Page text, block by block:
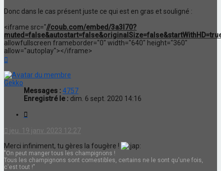
Donc dans le cas présent juste ce qui est en gras et souligné :
<iframe src="//coub.com/embed/3a3l70?
allowfullscreen frameborder="0" width="640" height="360"
allow="autoplay"></iframe>
Gekko
Messages : 4757
Enregistré le : dim. 6 sept. 2020 14:16
jeu. 19 janv. 2023 12:27
Merci infiniment, tu gères la fougère !
"On peut manger tous les champignons !
Tous les champignons sont comestibles, certains ne le sont qu'une fois,
c'est tout !"